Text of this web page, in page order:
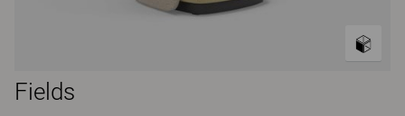
Fields